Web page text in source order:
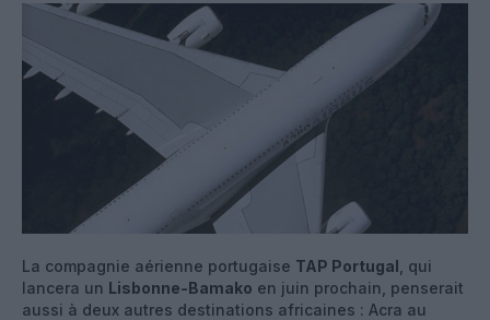
La compagnie aérienne portugaise TAP Portugal , qui
lancera un Lisbonne-Bamako en juin prochain, penserait
aussi à deux autres destinations africaines : Acra au